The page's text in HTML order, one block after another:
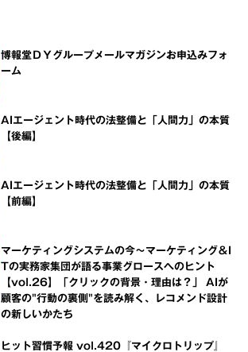
博報堂ＤＹグループメールマガジンお申込みフォ
ーム
AIエージェント時代の法整備と「人間力」の本質
【後編】
AIエージェント時代の法整備と「人間力」の本質
【前編】
マーケティングシステムの今～マーケティング＆I
Tの実務家集団が語る事業グロースへのヒント
【vol.26】「クリックの背景・理由は？」 AIが
顧客の"行動の裏側"を読み解く、レコメンド設計
の新しいかたち
ヒット習慣予報 vol.420『マイクロトリップ』